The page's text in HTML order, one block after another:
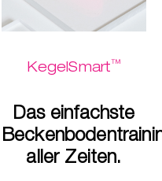
KegelSmart™
Das einfachste
aller Zeiten.